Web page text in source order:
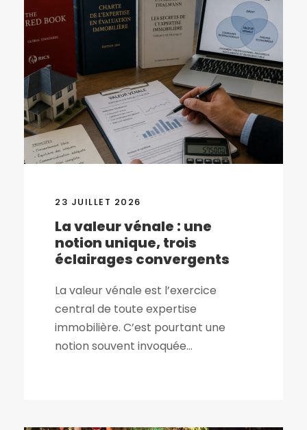
23 JUILLET 2026
La valeur vénale : une
notion unique, trois
éclairages convergents
La valeur vénale est l’exercice
central de toute expertise
immobilière. C’est pourtant une
notion souvent invoquée...